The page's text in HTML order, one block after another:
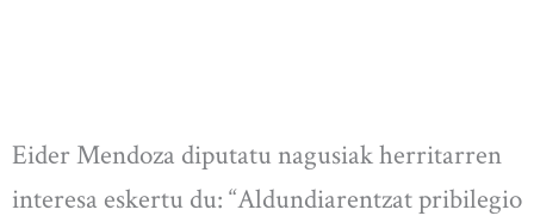
Eider Mendoza diputatu nagusiak herritarren
interesa eskertu du: “Aldundiarentzat pribilegio